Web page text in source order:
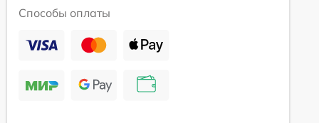
Способы оплаты